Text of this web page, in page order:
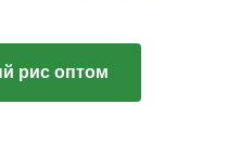
рис оптом